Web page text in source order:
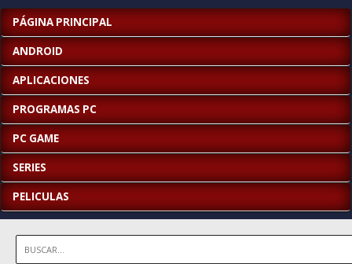
PÁGINA PRINCIPAL
ANDROID
APLICACIONES
PROGRAMAS PC
PC GAME
SERIES
PELICULAS